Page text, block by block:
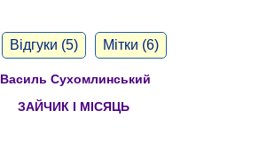
Відгуки (5) Мітки (6)
Василь Сухомлинський
ЗАЙЧИК І МІСЯЦЬ